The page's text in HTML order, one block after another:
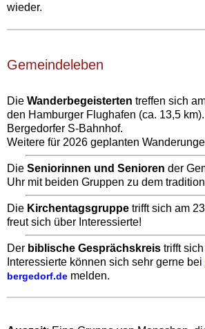
wieder.
Gemeindeleben‍
Die Wanderbegeisterten treffen sich
den Hamburger Flughafen (ca. 13,5
Bergedorfer S-Bahnhof.
Weitere für 2026 geplanten
Die Seniorinnen und Senioren der
Uhr mit beiden Gruppen zu dem
Die Kirchentagsgruppe trifft sich am
freut sich über Interessierte!
Der biblische Gesprächskreis trifft
Interessierte können sich sehr gerne bei
bergedorf.de melden.